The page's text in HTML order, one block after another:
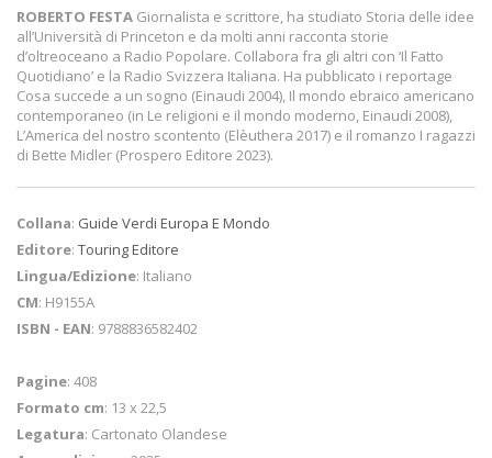
ROBERTO FESTA Giornalista e scrittore, ha studiato Storia delle idee
all’Università di Princeton e da molti anni racconta storie
d’oltreoceano a Radio Popolare. Collabora fra gli altri con ‘Il Fatto
Quotidiano’ e la Radio Svizzera Italiana. Ha pubblicato i reportage
Cosa succede a un sogno (Einaudi 2004), Il mondo ebraico americano
contemporaneo (in Le religioni e il mondo moderno, Einaudi 2008),
L’America del nostro scontento (Elèuthera 2017) e il romanzo I ragazzi
di Bette Midler (Prospero Editore 2023).
Collana: Guide Verdi Europa E Mondo
Editore: Touring Editore
Lingua/Edizione: Italiano
CM: H9155A
ISBN - EAN: 9788836582402
Pagine: 408
Formato cm: 13 x 22,5
Legatura: Cartonato Olandese